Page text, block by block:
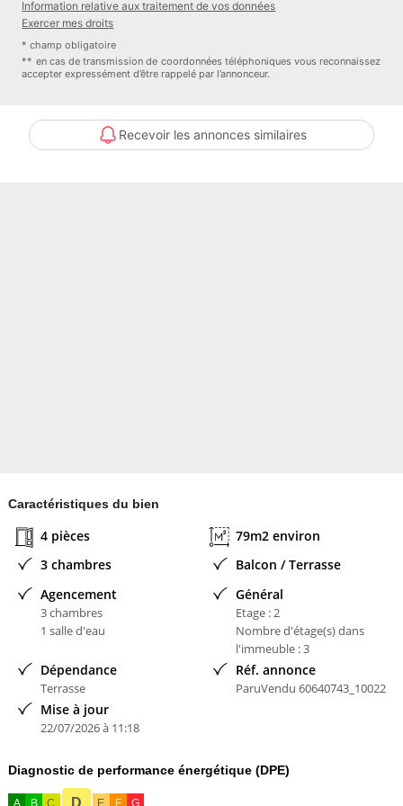
Détail sur la procédure en cours : Pas de procédure en cours
Taxe foncière : 1152 euros
Contacter l'annonceur
AZUR IMMOBILIER
Information relative aux traitement de vos données
Exercer mes droits
* champ obligatoire
** en cas de transmission de coordonnées téléphoniques vous reconnaissez
accepter expressément d’être rappelé par l’annonceur.
Recevoir les annonces similaires
Caractéristiques du bien
4 pièces
79m2 environ
3 chambres
Balcon / Terrasse
Agencement
3 chambres
1 salle d'eau
Général
Etage : 2
Nombre d'étage(s) dans
l'immeuble : 3
Dépendance
Terrasse
Réf. annonce
ParuVendu 60640743_10022
Mise à jour
22/07/2026 à 11:18
Diagnostic de performance énergétique (DPE)
A B C D E F G